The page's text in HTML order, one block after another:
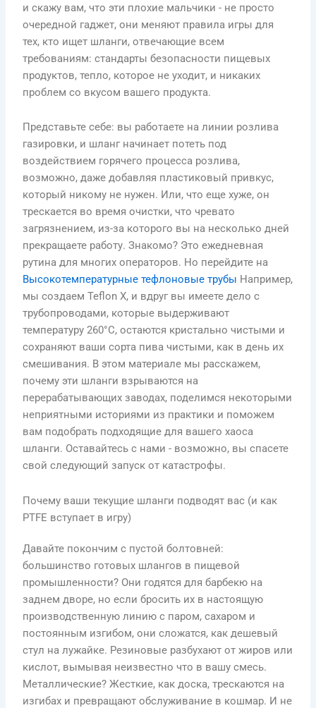
и скажу вам, что эти плохие мальчики - не просто
очередной гаджет, они меняют правила игры для
тех, кто ищет шланги, отвечающие всем
требованиям: стандарты безопасности пищевых
продуктов, тепло, которое не уходит, и никаких
проблем со вкусом вашего продукта.
Представьте себе: вы работаете на линии розлива
газировки, и шланг начинает потеть под
воздействием горячего процесса розлива,
возможно, даже добавляя пластиковый привкус,
который никому не нужен. Или, что еще хуже, он
трескается во время очистки, что чревато
загрязнением, из-за которого вы на несколько дней
прекращаете работу. Знакомо? Это ежедневная
рутина для многих операторов. Но перейдите на
Высокотемпературные тефлоновые трубы Например,
мы создаем Teflon X, и вдруг вы имеете дело с
трубопроводами, которые выдерживают
температуру 260°C, остаются кристально чистыми и
сохраняют ваши сорта пива чистыми, как в день их
смешивания. В этом материале мы расскажем,
почему эти шланги взрываются на
перерабатывающих заводах, поделимся некоторыми
неприятными историями из практики и поможем
вам подобрать подходящие для вашего хаоса
шланги. Оставайтесь с нами - возможно, вы спасете
свой следующий запуск от катастрофы.
Почему ваши текущие шланги подводят вас (и как
PTFE вступает в игру)
Давайте покончим с пустой болтовней:
большинство готовых шлангов в пищевой
промышленности? Они годятся для барбекю на
заднем дворе, но если бросить их в настоящую
производственную линию с паром, сахаром и
постоянным изгибом, они сложатся, как дешевый
стул на лужайке. Резиновые разбухают от жиров или
кислот, вымывая неизвестно что в вашу смесь.
Металлические? Жесткие, как доска, трескаются на
изгибах и превращают обслуживание в кошмар. И не